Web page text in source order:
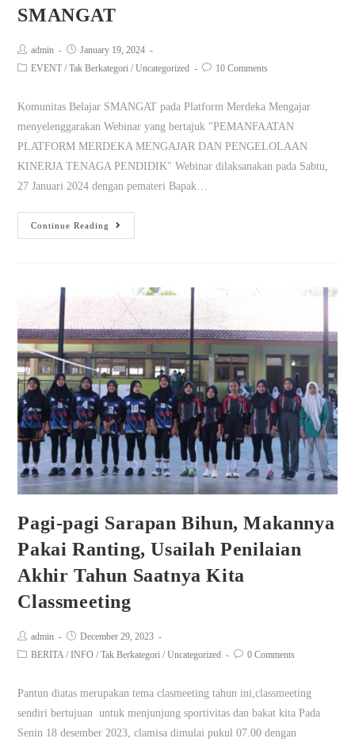
SMANGAT
admin
January 19, 2024
EVENT / Tak Berkategori / Uncategorized 10 Comments
Komunitas Belajar SMANGAT pada Platform Merdeka Mengajar
menyelenggarakan Webinar yang bertajuk "PEMANFAATAN
PLATFORM MERDEKA MENGAJAR DAN PENGELOLAAN
KINERJA TENAGA PENDIDIK" Webinar dilaksanakan pada Sabtu,
27 Januari 2024 dengan pemateri Bapak…
Continue Reading
Pagi-pagi Sarapan Bihun, Makannya
Pakai Ranting, Usailah Penilaian
Akhir Tahun Saatnya Kita
Classmeeting
admin
December 29, 2023
BERITA / INFO / Tak Berkategori / Uncategorized 0 Comments
Pantun diatas merupakan tema clasmeeting tahun ini,classmeeting
sendiri bertujuan untuk menjunjung sportivitas dan bakat kita Pada
Senin 18 desember 2023, clamisa dimulai pukul 07.00 dengan